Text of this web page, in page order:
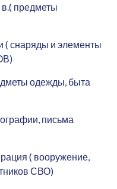
предметы
( снаряды и элементы
одежды, быта
письма
( вооружение,
СВО)